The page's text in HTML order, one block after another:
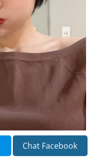
Chat Facebook